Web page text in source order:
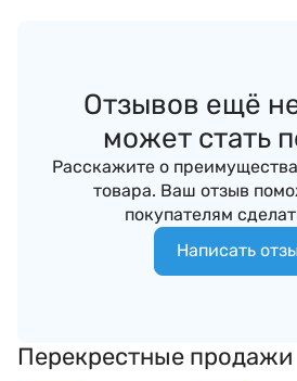
Отзывов ещё
может стать
Расскажите о
товара. Ваш отзыв
покупателям
Написать
Перекрестные продажи